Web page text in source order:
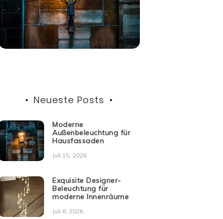
Neueste Posts
Moderne
Außenbeleuchtung für
Hausfassaden
Juli 15, 2026
Exquisite Designer-
Beleuchtung für
moderne Innenräume
Juli 8, 2026